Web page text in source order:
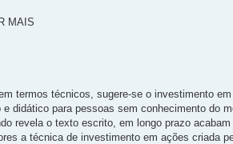
MAIS
termos técnicos, sugere-se o investimento
didático para pessoas sem conhecimento do
revela o texto escrito, em longo prazo
a técnica de investimento em ações criada